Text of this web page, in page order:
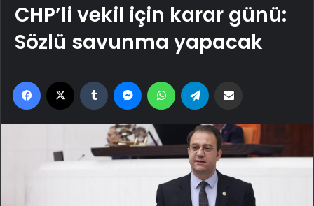
CHP’li vekil için karar günü:
Sözlü savunma yapacak
Facebook Tumblr MessengerWhatsApp